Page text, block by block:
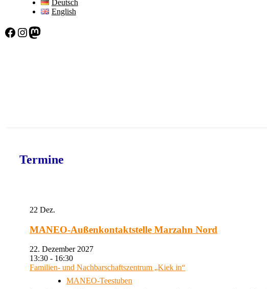
Deutsch
English
Facebook Instagram Mastodon
Termine
22 Dez.
MANEO-Außenkontaktstelle Marzahn Nord
22. Dezember 2027
13:30 - 16:30
Familien- und Nachbarschaftszentrum „Kiek in“
MANEO-Teestuben